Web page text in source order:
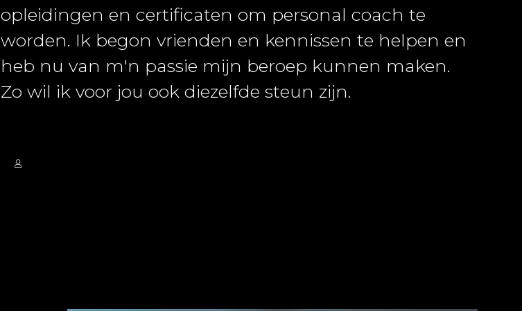
opleidingen en certificaten om personal coach te
worden. Ik begon vrienden en kennissen te helpen en
heb nu van m'n passie mijn beroep kunnen maken.
Zo wil ik voor jou ook diezelfde steun zijn.